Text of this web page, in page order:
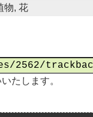
物, 花
たします。